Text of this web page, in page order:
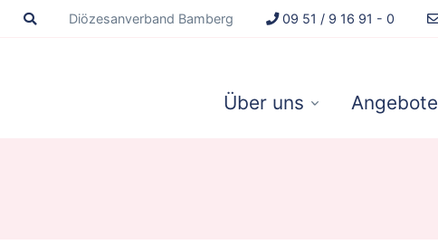
Diözesanverband Bamberg 09 51 / 9 16 91 - 0
Über uns Angebote